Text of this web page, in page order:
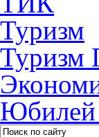
Туризм
Туризм